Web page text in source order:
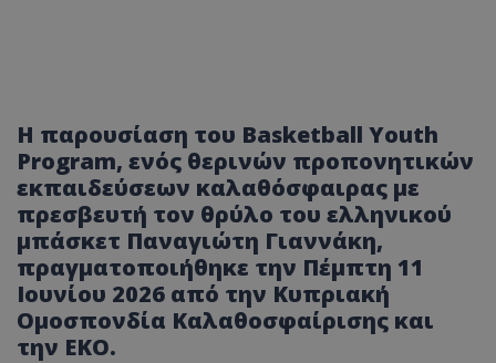
Η παρουσίαση του Basketball Youth
Program, ενός θερινών προπονητικών
εκπαιδεύσεων καλαθόσφαιρας με
πρεσβευτή τον θρύλο του ελληνικού
μπάσκετ Παναγιώτη Γιαννάκη,
πραγματοποιήθηκε την Πέμπτη 11
Ιουνίου 2026 από την Κυπριακή
Ομοσπονδία Καλαθοσφαίρισης και
την ΕΚΟ.